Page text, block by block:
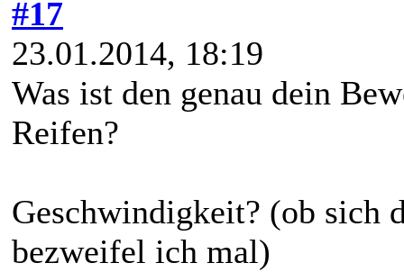
#17
23.01.2014, 18:19
Was ist den genau dein
Reifen?
Geschwindigkeit? (ob sich
bezweifel ich mal)